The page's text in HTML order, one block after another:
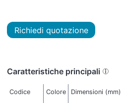
Richiedi quotazione
Caratteristiche principali
Codice Colore Dimensioni (mm)